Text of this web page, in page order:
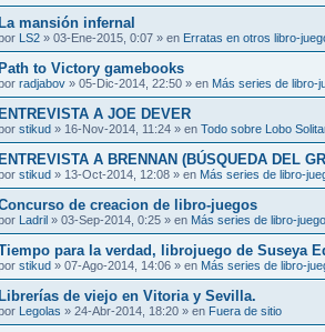
La mansión infernal
LS2 » 03-Ene-2015, 0:07 » en Erratas en otros libro-
Path to Victory gamebooks
radjabov » 05-Dic-2014, 22:50 » en Más series de libro-
ENTREVISTA A JOE DEVER
stikud » 16-Nov-2014, 11:24 » en Todo sobre Lobo
ENTREVISTA A BRENNAN (BÚSQUEDA DEL
stikud » 13-Oct-2014, 12:08 » en Más series de libro-
de creacion de libro-juegos
Ladril » 03-Sep-2014, 0:25 » en Más series de libro-
para la verdad, librojuego de Suseya
stikud » 07-Ago-2014, 14:06 » en Más series de libro-
Librerías de viejo en Vitoria y Sevilla.
Legolas » 24-Abr-2014, 18:20 » en Fuera de sitio